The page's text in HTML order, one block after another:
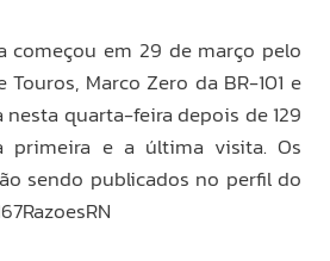
começou em 29 de março pelo
Marco Zero da BR-101 e
quarta-feira depois de 129
primeira e a última visita. Os
sendo publicados no perfil do